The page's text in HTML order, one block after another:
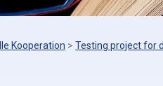
Kooperation > Testing project for